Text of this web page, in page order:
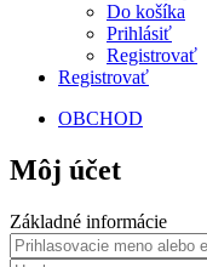
Do košíka
Prihlásiť
Registrovať
Registrovať
OBCHOD
Môj účet
Základné informácie